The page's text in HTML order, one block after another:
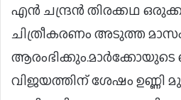
എന്‍ ചന്ദ്രന്‍ തിരക്കഥ
ചിത്രീകരണം അടുത്ത
വിജയത്തിന് ശേഷം ഉണ്ണി